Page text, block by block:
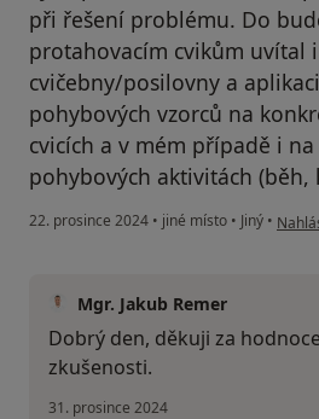
při řešení problému. Do
protahovacím cvikům uvítal
cvičebny/posilovny a
pohybových vzorců na
cvicích a v mém případě i
pohybových aktivitách (běh,
22. prosince 2024 • jiné místo • Jiný • podle
Mgr. Jakub Remer
Dobrý den, děkuji za
zkušenosti.
31. prosince 2024